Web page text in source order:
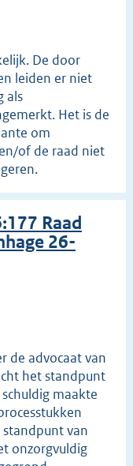
De door
leiden er niet
als
Het is de
om
of de raad niet
Raad
26-
de advocaat van
het standpunt
maakte
van
onzorgvuldig